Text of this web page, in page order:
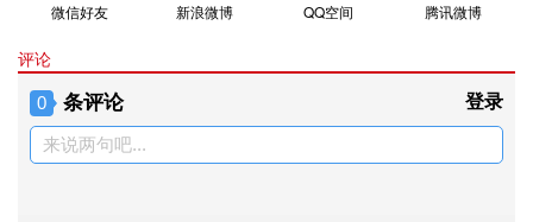
微信好友 新浪微博 QQ空间 腾讯微博
评论
0 条评论 登录
来说两句吧...